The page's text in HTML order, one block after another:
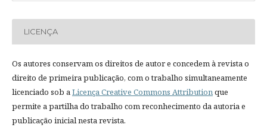
LICENÇA
Os autores conservam os direitos de autor e concedem à revista o
direito de primeira publicação, com o trabalho simultaneamente
licenciado sob aLicença Creative Commons Attributionque
permite a partilha do trabalho com reconhecimento da autoria e
publicação inicial nesta revista.